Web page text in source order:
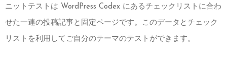
ニットテストは WordPress Codex にあるチェックリストに合わ
せた一連の投稿記事と固定ページです。このデータとチェック
リストを利用してご自分のテーマのテストができます。